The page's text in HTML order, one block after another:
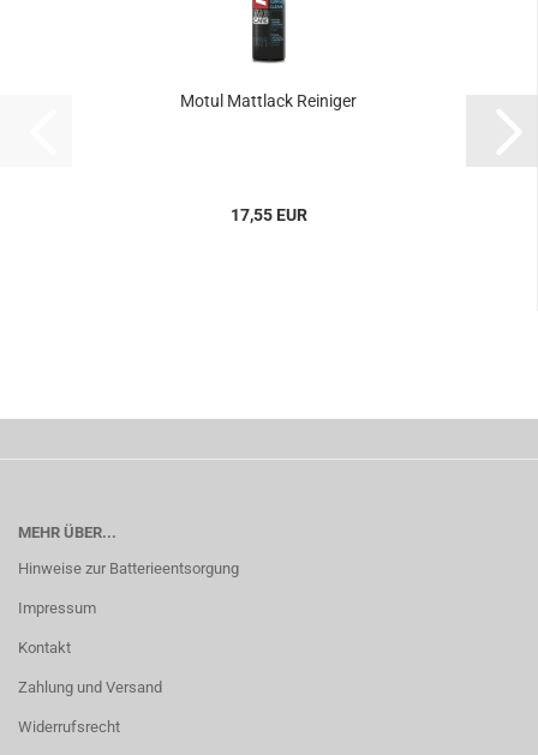
Motul Mattlack Reiniger
17,55 EUR
MEHR ÜBER...
Hinweise zur Batterieentsorgung
Impressum
Kontakt
Zahlung und Versand
Widerrufsrecht